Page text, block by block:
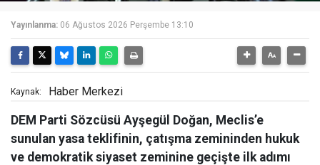
Yayınlanma: 06 Ağustos 2026 Perşembe 13:10
Kaynak: Haber Merkezi
DEM Parti Sözcüsü Ayşegül Doğan, Meclis’e
sunulan yasa teklifinin, çatışma zemininden hukuk
ve demokratik siyaset zeminine geçişte ilk adımı